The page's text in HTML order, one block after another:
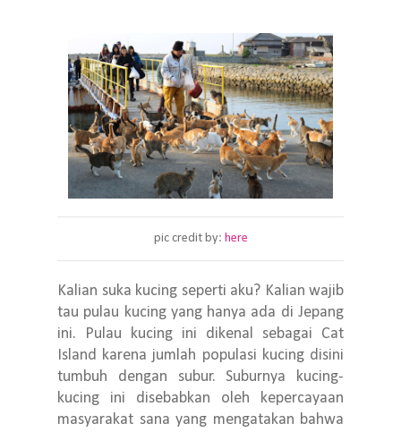
pic credit by: here
Kalian suka kucing seperti aku? Kalian wajib
tau pulau kucing yang hanya ada di Jepang
ini. Pulau kucing ini dikenal sebagai Cat
Island karena jumlah populasi kucing disini
tumbuh dengan subur. Suburnya kucing-
kucing ini disebabkan oleh kepercayaan
masyarakat sana yang mengatakan bahwa